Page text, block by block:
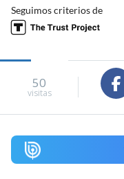
Seguimos criterios de
50
visitas